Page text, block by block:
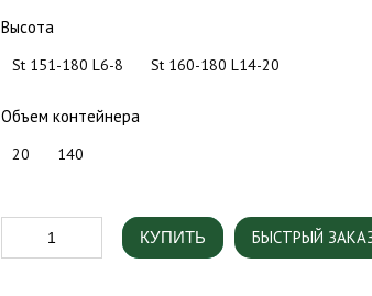
Высота
St 151-180 L6-8 St 160-180 L14-20
Объем контейнера
20 140
КУПИТЬ БЫСТРЫЙ